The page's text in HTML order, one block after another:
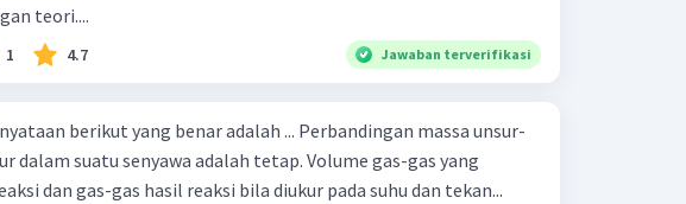
teori....
1 4.7 Jawaban terverifikasi
berikut yang benar adalah ... Perbandingan massa unsur-
suatu senyawa adalah tetap. Volume gas-gas yang
dan gas-gas hasil reaksi bila diukur pada suhu dan tekan...